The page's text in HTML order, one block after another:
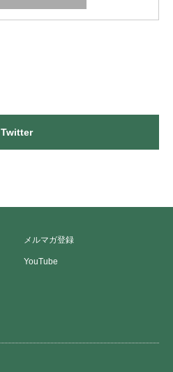
Twitter
メルマガ登録
YouTube